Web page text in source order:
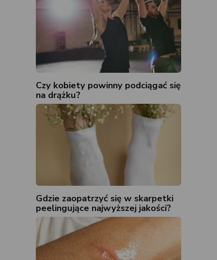
Czy kobiety powinny podciągać się
na drążku?
Gdzie zaopatrzyć się w skarpetki
peelingujące najwyższej jakości?